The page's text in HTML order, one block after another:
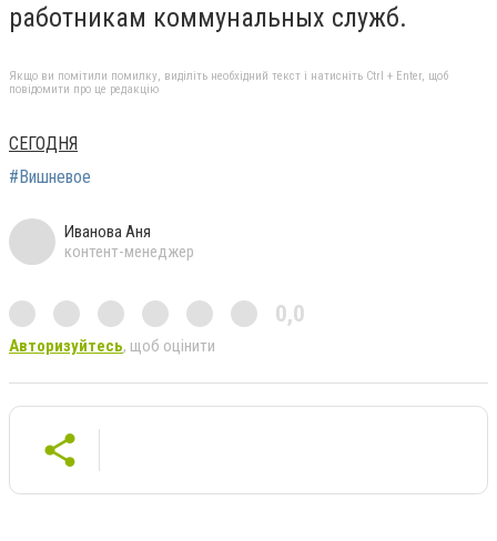
работникам коммунальных служб.
Якщо ви помітили помилку, виділіть необхідний текст і натисніть Ctrl + Enter, щоб
повідомити про це редакцію
СЕГОДНЯ
#Вишневое
Иванова Аня
контент-менеджер
0,0
Авторизуйтесь, щоб оцінити